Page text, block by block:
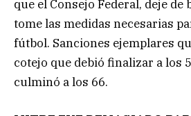
que el Consejo Federal, deje de
tome las medidas necesarias
fútbol. Sanciones ejemplares
cotejo que debió finalizar a los
culminó a los 66.